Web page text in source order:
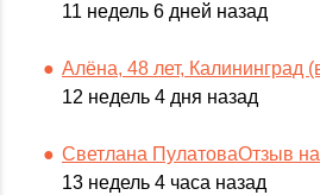
11 недель 6 дней назад
Алёна, 48 лет, Калининград
12 недель 4 дня назад
Светлана ПулатоваОтзыв на
13 недель 4 часа назад